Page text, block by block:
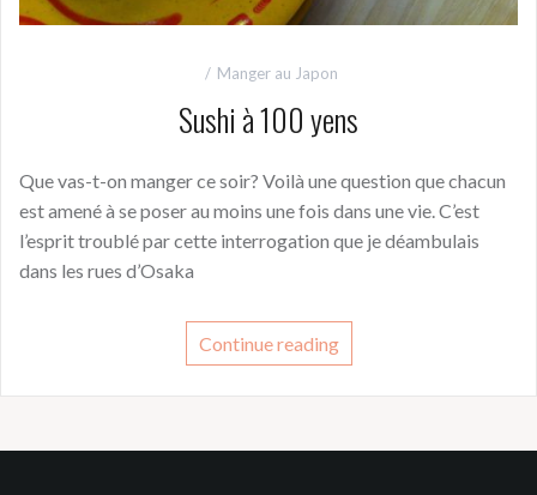
Manger au Japon
Sushi à 100 yens
Que vas-t-on manger ce soir? Voilà une question que chacun
est amené à se poser au moins une fois dans une vie. C’est
l’esprit troublé par cette interrogation que je déambulais
dans les rues d’Osaka
Continue reading